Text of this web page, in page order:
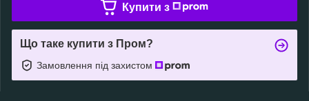
Купити з
Що таке купити з Пром?
Замовлення під захистом